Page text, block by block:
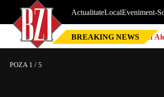
ActualitateLocalEveniment-
BREAKING NEWS Nici
POZA 1 / 5